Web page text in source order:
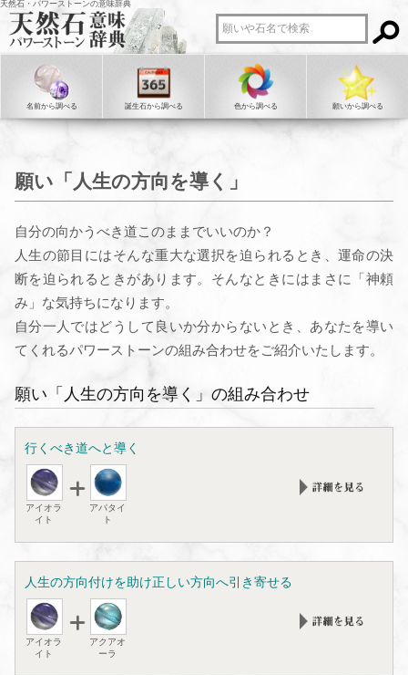
天然石・パワーストーンの意味辞典
名前から調べる 誕生石から調べる 色から調べる 願いから調べる
願い「人生の方向を導く」
自分の向かうべき道このままでいいのか？
人生の節目にはそんな重大な選択を迫られるとき、運命の決
断を迫られるときがあります。そんなときにはまさに「神頼
み」な気持ちになります。
自分一人ではどうして良いか分からないとき、あなたを導い
てくれるパワーストーンの組み合わせをご紹介いたします。
願い「人生の方向を導く」の組み合わせ
行くべき道へと導く
アイオラ
イト
アパタイ
ト
人生の方向付けを助け正しい方向へ引き寄せる
アイオラ
イト
アクアオ
ーラ